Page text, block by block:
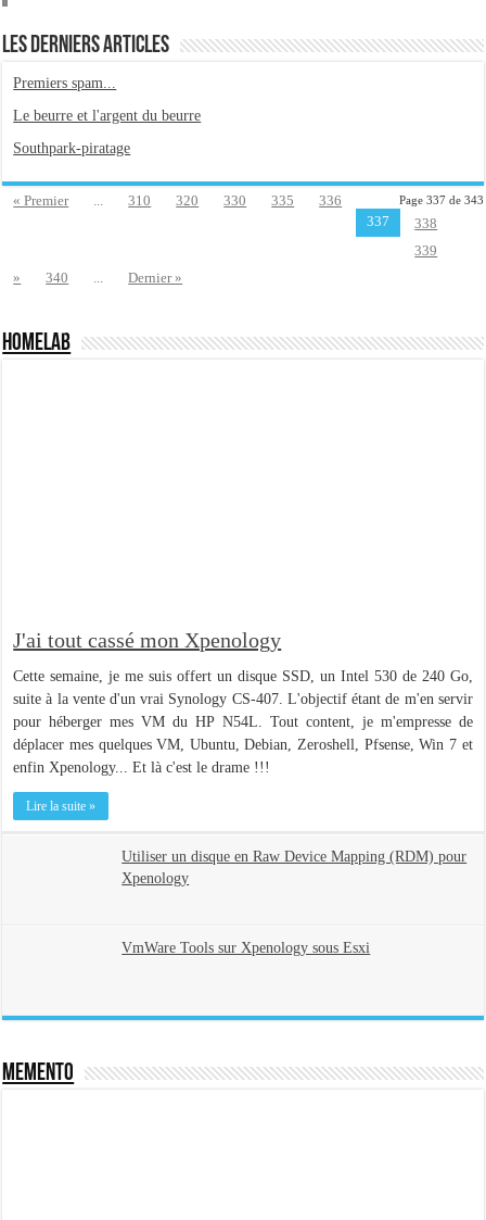
OnlyOffice, une solution CRM/Gestion documents et plus encore...
Les derniers articles
Premiers spam...
Le beurre et l'argent du beurre
Southpark-piratage
Page 337 de 343
« Premier ... 310 320 330 335
336
337
338
339
»
340 ... Dernier »
HomeLab
J'ai tout cassé mon Xpenology
Cette semaine, je me suis offert un disque SSD, un Intel 530 de 240 Go,
suite à la vente d'un vrai Synology CS-407. L'objectif étant de m'en servir
pour héberger mes VM du HP N54L. Tout content, je m'empresse de
déplacer mes quelques VM, Ubuntu, Debian, Zeroshell, Pfsense, Win 7 et
enfin Xpenology... Et là c'est le drame !!!
Lire la suite »
Utiliser un disque en Raw Device Mapping (RDM) pour
Xpenology
VmWare Tools sur Xpenology sous Esxi
Memento